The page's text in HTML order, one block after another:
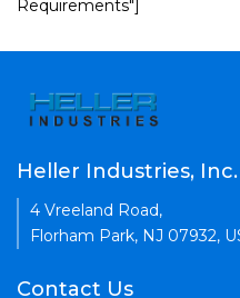
Requirements"]
Heller Industries, Inc.
4 Vreeland Road,
Florham Park, NJ 07932,
Contact Us